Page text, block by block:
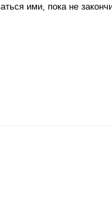
ими, пока не